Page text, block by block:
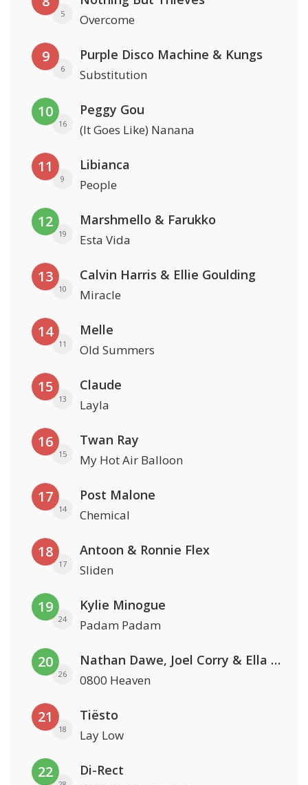
5 Overcome
9
6
Purple Disco Machine & Kungs
Substitution
10
16
Peggy Gou
(It Goes Like) Nanana
11
9
Libianca
People
12
19
Marshmello & Farukko
Esta Vida
13
10
Calvin Harris & Ellie Goulding
Miracle
14
11
Melle
Old Summers
15
13
Claude
Layla
16
15
Twan Ray
My Hot Air Balloon
17
14
Post Malone
Chemical
18
17
Antoon & Ronnie Flex
Sliden
19
24
Kylie Minogue
Padam Padam
20
26
Nathan Dawe, Joel Corry & Ella Henderson
0800 Heaven
21
18
Tiësto
Lay Low
22 Di-Rect